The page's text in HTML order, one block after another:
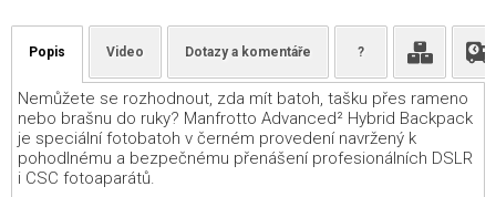
Popis Video Dotazy a komentáře ?
Nemůžete se rozhodnout, zda mít batoh, tašku přes rameno
nebo brašnu do ruky? Manfrotto Advanced² Hybrid Backpack
je speciální fotobatoh v černém provedení navržený k
pohodlnému a bezpečnému přenášení profesionálních DSLR
i CSC fotoaparátů.